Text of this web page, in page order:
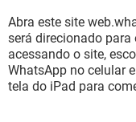
Abra este site
será direcionado
acessando o site,
WhatsApp no celular
tela do iPad para